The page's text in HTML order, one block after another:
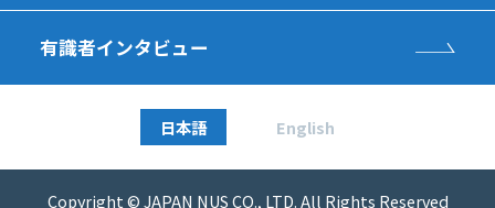
有識者インタビュー
日本語 English
Copyright © JAPAN NUS CO., LTD. All Rights Reserved